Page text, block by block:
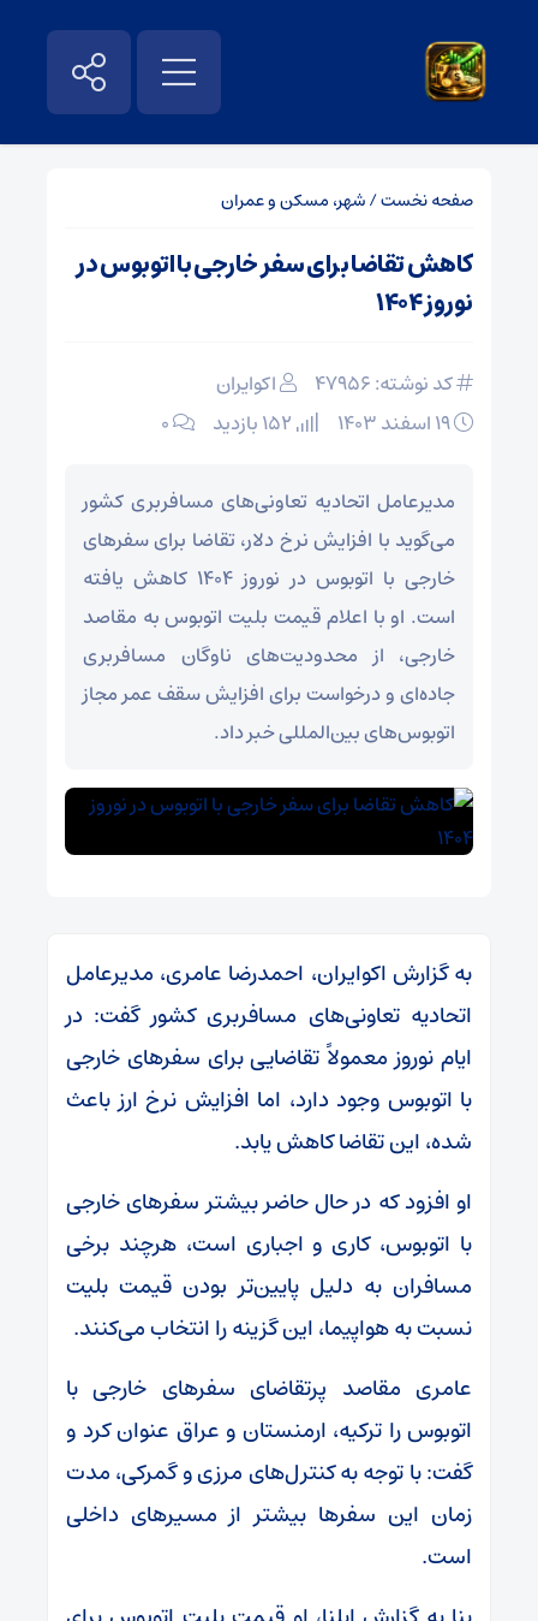
صفحه نخست/شهر، مسکن و عمران
کاهش تقاضا برای سفر خارجی با اتوبوس در
نوروز ۱۴۰۴
کد نوشته: 47956
اکوایران
۰
مدیرعامل اتحادیه تعاونی‌های مسافربری کشور
می‌گوید با افزایش نرخ دلار، تقاضا برای سفرهای
خارجی با اتوبوس در نوروز ۱۴۰۴ کاهش یافته
است. او با اعلام قیمت بلیت اتوبوس به مقاصد
خارجی، از محدودیت‌های ناوگان مسافربری
جاده‌ای و درخواست برای افزایش سقف عمر مجاز
اتوبوس‌های بین‌المللی خبر داد.
به گزارش اکوایران، احمدرضا عامری، مدیرعامل
اتحادیه تعاونی‌های مسافربری کشور گفت: در
ایام نوروز معمولاً تقاضایی برای سفرهای خارجی
با اتوبوس وجود دارد، اما افزایش نرخ ارز باعث
شده، این تقاضا کاهش یابد.
او افزود که در حال حاضر بیشتر سفرهای خارجی
با اتوبوس، کاری و اجباری است، هرچند برخی
مسافران به دلیل پایین‌تر بودن قیمت بلیت
نسبت به هواپیما، این گزینه را انتخاب می‌کنند.
عامری مقاصد پرتقاضای سفرهای خارجی با
اتوبوس را ترکیه، ارمنستان و عراق عنوان کرد و
گفت: با توجه به کنترل‌های مرزی و گمرکی، مدت
زمان این سفرها بیشتر از مسیرهای داخلی
است.